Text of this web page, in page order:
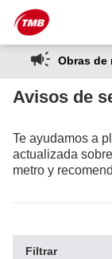
Saltar al
Saltar
al
contenido
Obras de
Avisos de
Te ayudamos a
actualizada
metro y
Filtrar